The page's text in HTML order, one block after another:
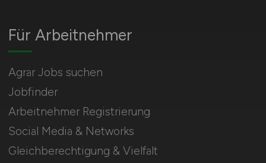
Für Arbeitnehmer
Agrar Jobs suchen
Jobfinder
Arbeitnehmer Registrierung
Social Media & Networks
Gleichberechtigung & Vielfalt